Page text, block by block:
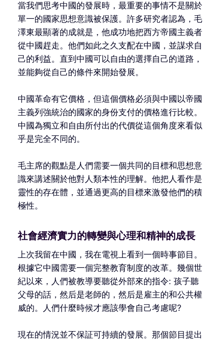
當我們思考中國的發展時，最重要的事情不是關於
單一的國家思想意識被保護。許多研究者認為，毛
澤東最顯著的成就是，他成功地把西方帝國主義者
從中國趕走。他們如此之久支配在中國，並謀求自
己的利益。直到中國可以自由的選擇自己的道路，
並能夠從自己的條件來開始發展。
中國革命有它價格，但這個價格必須與中國以帝國
主義列強統治的國家的身份支付的價格進行比較。
中國為獨立和自由所付出的代價從這個角度來看似
乎是完全不同的。
毛主席的觀點是人們需要一個共同的目標和思想意
識來講述關於他對人類本性的理解。他把人看作是
靈性的存在體，並通過更高的目標來激發他們的積
極性。
社會經濟實力的轉變與心理和精神的成長
上次我留在中國，我在電視上看到一個時事節目。
根據它中國需要一個完整教育制度的改革。幾個世
紀以來，人們被教導要聽從外部來的指令: 孩子聽
父母的話，然后是老師的，然后是雇主的和公共權
威的。人們什麼時候才應該學會自己考慮呢?
現在的情況並不保証可持續的發展。那個節目提出